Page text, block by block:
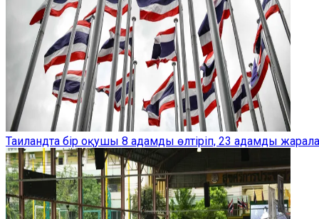
Таиландта бір оқушы 8 адамды өлтіріп, 23 адамды